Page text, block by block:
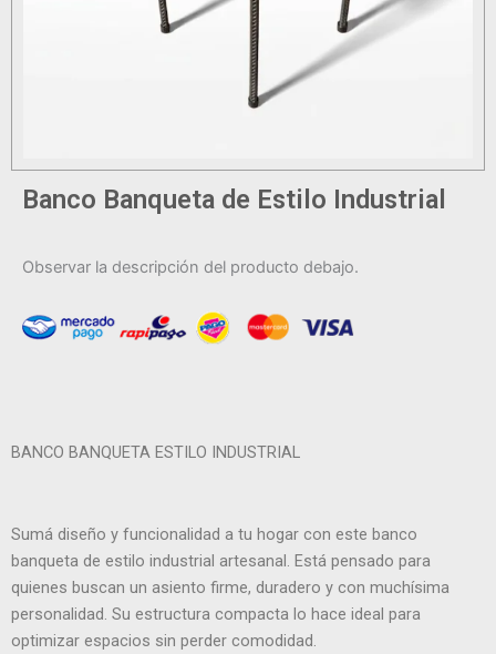
Banco Banqueta de Estilo Industrial
Observar la descripción del producto debajo.
BANCO BANQUETA ESTILO INDUSTRIAL
Sumá diseño y funcionalidad a tu hogar con este banco
banqueta de estilo industrial artesanal. Está pensado para
quienes buscan un asiento firme, duradero y con muchísima
personalidad. Su estructura compacta lo hace ideal para
optimizar espacios sin perder comodidad.